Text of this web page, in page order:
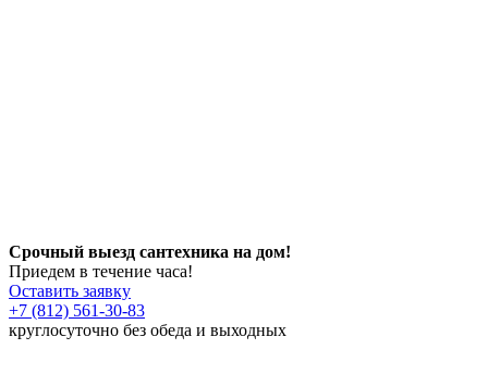
Срочный выезд сантехника на дом!
Приедем в течение часа!
Оставить заявку
+7 (812) 561-30-83
круглосуточно без обеда и выходных